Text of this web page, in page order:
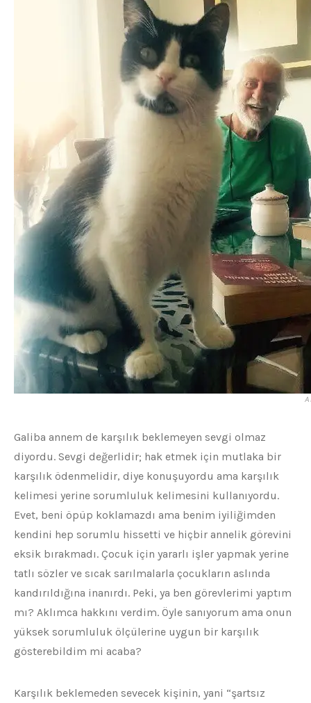
Galiba annem de karşılık beklemeyen sevgi olmaz
diyordu. Sevgi değerlidir; hak etmek için mutlaka bir
karşılık ödenmelidir, diye konuşuyordu ama karşılık
kelimesi yerine sorumluluk kelimesini kullanıyordu.
Evet, beni öpüp koklamazdı ama benim iyiliğimden
kendini hep sorumlu hissetti ve hiçbir annelik görevini
eksik bırakmadı. Çocuk için yararlı işler yapmak yerine
tatlı sözler ve sıcak sarılmalarla çocukların aslında
kandırıldığına inanırdı. Peki, ya ben görevlerimi yaptım
mı? Aklımca hakkını verdim. Öyle sanıyorum ama onun
yüksek sorumluluk ölçülerine uygun bir karşılık
gösterebildim mi acaba?
Karşılık beklemeden sevecek kişinin, yani “şartsız